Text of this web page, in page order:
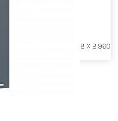
Ш 400 X Г 318 X В 960